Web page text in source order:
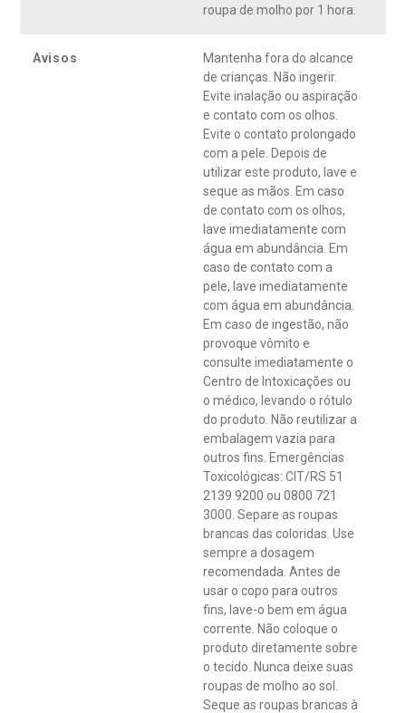
roupa de molho por 1 hora.
Avisos
Mantenha fora do alcance
de crianças. Não ingerir.
Evite inalação ou aspiração
e contato com os olhos.
Evite o contato prolongado
com a pele. Depois de
utilizar este produto, lave e
seque as mãos. Em caso
de contato com os olhos,
lave imediatamente com
água em abundância. Em
caso de contato com a
pele, lave imediatamente
com água em abundância.
Em caso de ingestão, não
provoque vômito e
consulte imediatamente o
Centro de Intoxicações ou
o médico, levando o rótulo
do produto. Não reutilizar a
embalagem vazia para
outros fins. Emergências
Toxicológicas: CIT/RS 51
2139 9200 ou 0800 721
3000. Separe as roupas
brancas das coloridas. Use
sempre a dosagem
recomendada. Antes de
usar o copo para outros
fins, lave-o bem em água
corrente. Não coloque o
produto diretamente sobre
o tecido. Nunca deixe suas
roupas de molho ao sol.
Seque as roupas brancas à